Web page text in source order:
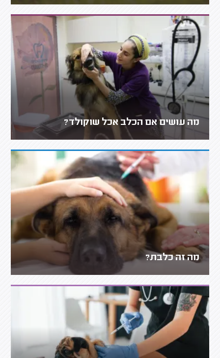
מה עושים אם הכלב אכל שוקולד?
מה זה כלבת?